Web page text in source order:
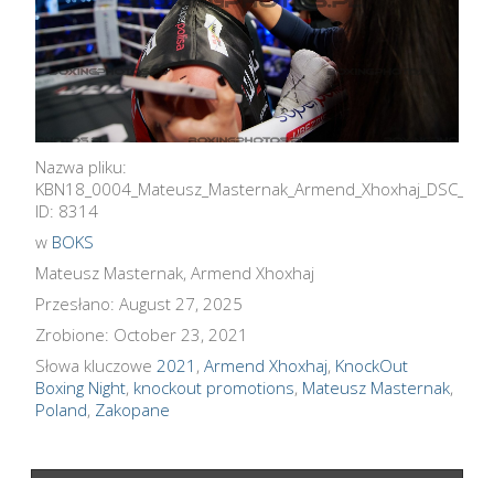
Nazwa pliku:
ID: 8314
w BOKS
Mateusz Masternak, Armend Xhoxhaj
Przesłano: August 27, 2025
Zrobione: October 23, 2021
Słowa kluczowe 2021 , Armend Xhoxhaj, KnockOut
Boxing Night, knockout promotions, Mateusz Masternak,
Poland, Zakopane